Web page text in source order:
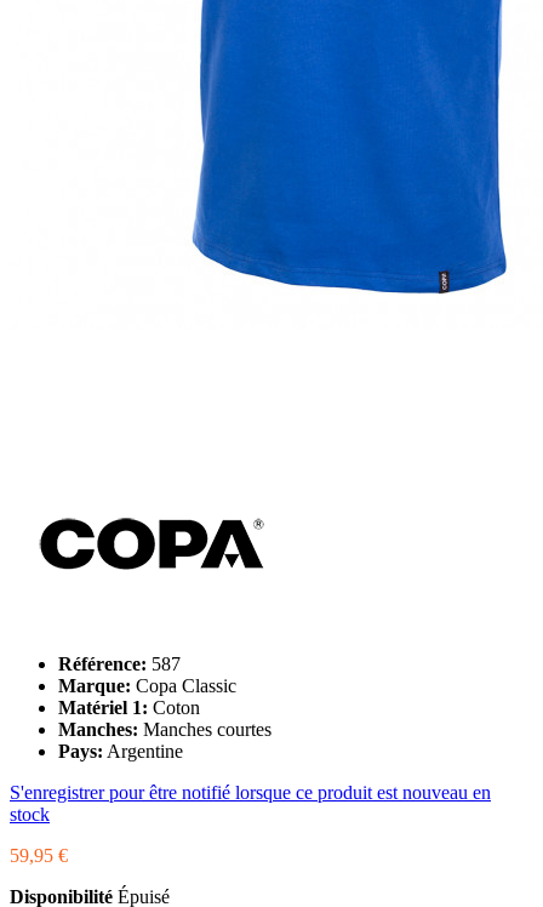
Référence: 587
Marque: Copa Classic
Matériel 1: Coton
Manches: Manches courtes
Pays: Argentine
S'enregistrer pour être notifié lorsque ce produit est nouveau en
stock
59,95 €
Disponibilité Épuisé